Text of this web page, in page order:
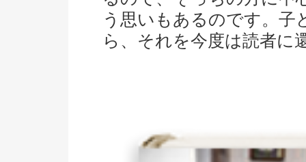
う思いもあるのです。子
ら、それを今度は読者に